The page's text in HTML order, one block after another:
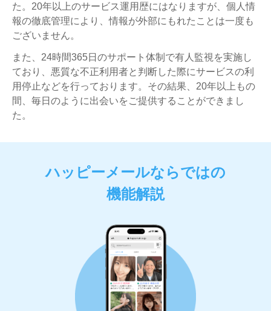
た。20年以上のサービス運用歴にはなりますが、個人情
報の徹底管理により、情報が外部にもれたことは一度も
ございません。
また、24時間365日のサポート体制で有人監視を実施し
ており、悪質な不正利用者と判断した際にサービスの利
用停止などを行っております。その結果、20年以上もの
間、毎日のように出会いをご提供することができまし
た。
ハッピーメールならではの
機能解説